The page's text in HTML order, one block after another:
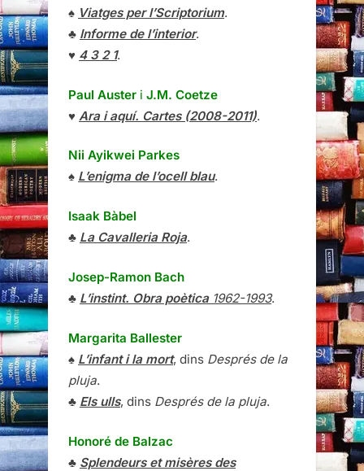
♠ Viatges per l’Scriptorium.
♣ Informe de l’interior.
♥ 4 3 2 1.
Paul Auster i J.M. Coetze
♥ Ara i aquí. Cartes (2008-2011).
Nii Ayikwei Parkes
♠ L’enigma de l’ocell blau.
Isaak Bàbel
♣ La Cavalleria Roja.
Josep-Ramon Bach
♣ L’instint. Obra poètica1962-1993.
Margarita Ballester
♠ L’infant i la mort, dins Després de la
pluja.
♣ Els ulls, dins Després de la pluja.
Honoré de Balzac
♣ Splendeurs et misères des